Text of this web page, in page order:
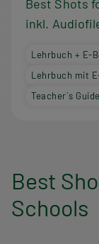
Best Shots
inkl.
Lehrbuch + E-
Lehrbuch mit
Teacher´s Guide
Best
Schools